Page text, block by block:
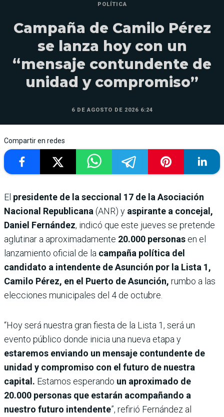
POLÍTICA
Campaña de Camilo Pérez
se lanza hoy con un
“mensaje contundente de
unidad y compromiso”
6 DE AGOSTO DE 2026 6:24
Compartir en redes
El presidente de la seccional 17 de la Asociación
Nacional Republicana (ANR) y aspirante a concejal,
Daniel Fernández, indicó que este jueves se pretende
aglutinar a aproximadamente 20.000 personas en el
lanzamiento oficial de la campaña política del
candidato a intendente de Asunción por la Lista 1,
Camilo Pérez, en el Puerto de Asunción, rumbo a las
elecciones municipales del 4 de octubre.
“Hoy será nuestra gran fiesta de la Lista 1, será un
evento público donde inicia una nueva etapa y
estaremos enviando un mensaje contundente de
unidad y compromiso con el futuro de nuestra
capital. Estamos esperando un aproximado de
20.000 personas que estarán acompañando a
nuestro futuro intendente”, refirió Fernández al